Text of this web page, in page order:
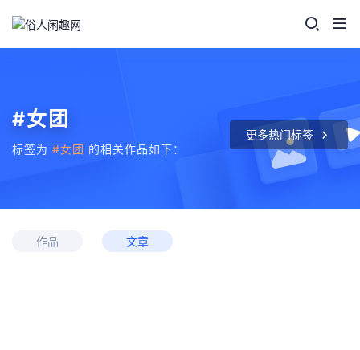
#女团
标签为 #女团 的相关作品如下：
更多热门标签
作品 文章